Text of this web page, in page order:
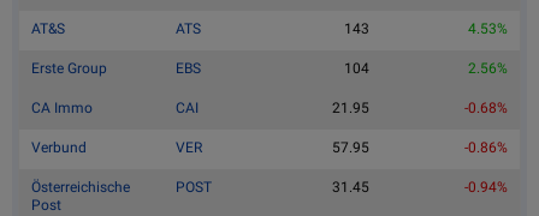
AT&S ATS 143 4.53%
Erste Group EBS 104 2.56%
CA Immo CAI 21.95 -0.68%
Verbund VER 57.95 -0.86%
Österreichische
Post
POST 31.45 -0.94%